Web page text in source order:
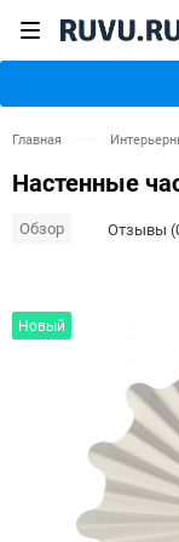
Главная
Настенные
Обзор Отзывы
Новый